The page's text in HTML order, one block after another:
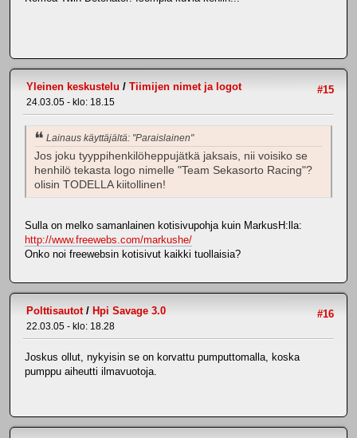
#15
Yleinen keskustelu / Tiimijen nimet ja logot
24.03.05 - klo: 18.15
Lainaus käyttäjältä: "Paraislainen"
Jos joku tyyppihenkilöheppujätkä jaksais, nii voisiko se
henhilö tekasta logo nimelle "Team Sekasorto Racing"?
olisin TODELLA kiitollinen!
Sulla on melko samanlainen kotisivupohja kuin MarkusH:lla:
http://www.freewebs.com/markushe/
Onko noi freewebsin kotisivut kaikki tuollaisia?
#16
Polttisautot/ Hpi Savage 3.0
22.03.05 - klo: 18.28
Joskus ollut, nykyisin se on korvattu pumputtomalla, koska
pumppu aiheutti ilmavuotoja.